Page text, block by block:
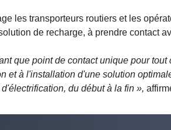
les transporteurs routiers et les
de recharge, à prendre contact
que point de contact unique pour
et à l'installation d'une solution
du début à la fin »,